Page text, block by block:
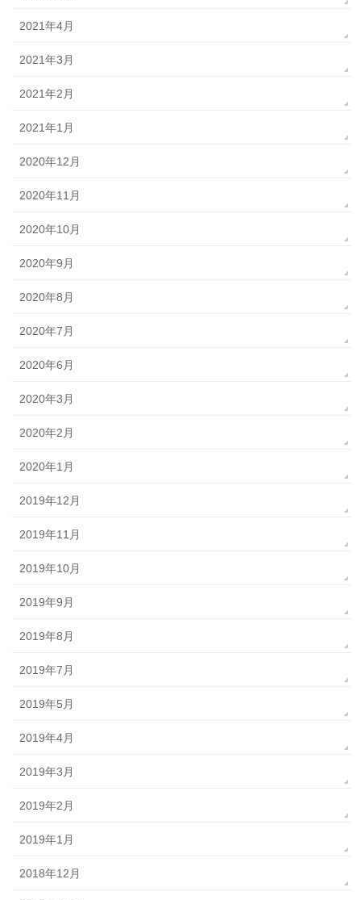
2021年4月
2021年3月
2021年2月
2021年1月
2020年12月
2020年11月
2020年10月
2020年9月
2020年8月
2020年7月
2020年6月
2020年3月
2020年2月
2020年1月
2019年12月
2019年11月
2019年10月
2019年9月
2019年8月
2019年7月
2019年5月
2019年4月
2019年3月
2019年2月
2019年1月
2018年12月